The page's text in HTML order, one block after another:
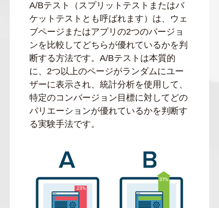
A/Bテスト（スプリットテストまたはバ
ケットテストとも呼ばれます）は、ウェ
ブページまたはアプリの2つのバージョ
ンを比較してどちらが優れているかを判
断する方法です。A/Bテストは本質的
に、2つ以上のページがランダムにユー
ザーに表示され、統計分析を使用して、
特定のコンバージョン目標に対してどの
バリエーションが優れているかを判断す
る実験手法です。